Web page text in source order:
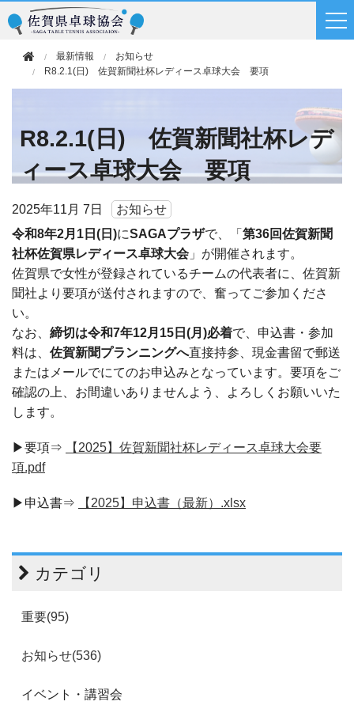
最新情報
お知らせ
R8.2.1(日) 佐賀新聞社杯レディース卓球大会 要項
R8.2.1(日) 佐賀新聞社杯レデ
ィース卓球大会 要項
2025年11月 7日
お知らせ
令和8年2月1日(日)にSAGAプラザで、「 第36回佐賀新聞
社杯佐賀県レディース卓球大会 」が開催されます。
佐賀県で女性が登録されているチームの代表者に、佐賀新
聞社より要項が送付されますので、奮ってご参加くださ
い。
なお、 締切は令和7年12月15日(月)必着で、申込書・参加
料は、 佐賀新聞プランニングへ直接持参、現金書留で郵送
またはメールでにてのお申込みとなっています。要項をご
確認の上、お間違いありませんよう、よろしくお願いいた
します。
▶要項⇒
【2025】佐賀新聞社杯レディース卓球大会要
項.pdf
▶申込書⇒ 【2025】申込書（最新）.xlsx
カテゴリ
重要(95)
お知らせ(536)
イベント・講習会